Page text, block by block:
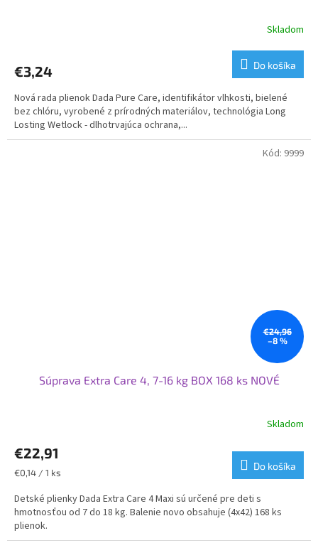
je
z
5
hviezdičiek.
Skladom
€3,24 Do košíka
Nová rada plienok Dada Pure Care, identifikátor vlhkosti, bielené
bez chlóru, vyrobené z prírodných materiálov, technológia Long
Losting Wetlock - dlhotrvajúca ochrana,...
€24,96
–8 %
Súprava Extra Care 4, 7-16 kg BOX 168 ks NOVÉ
produktu
je
5,0
z
5
hviezdičiek.
Skladom
€22,91
Jednotková
€0,14 / 1 ks
Do košíka
Detské plienky Dada Extra Care 4 Maxi sú určené pre deti s
hmotnosťou od 7 do 18 kg. Balenie novo obsahuje (4x42) 168 ks
plienok.
Kód: 9999